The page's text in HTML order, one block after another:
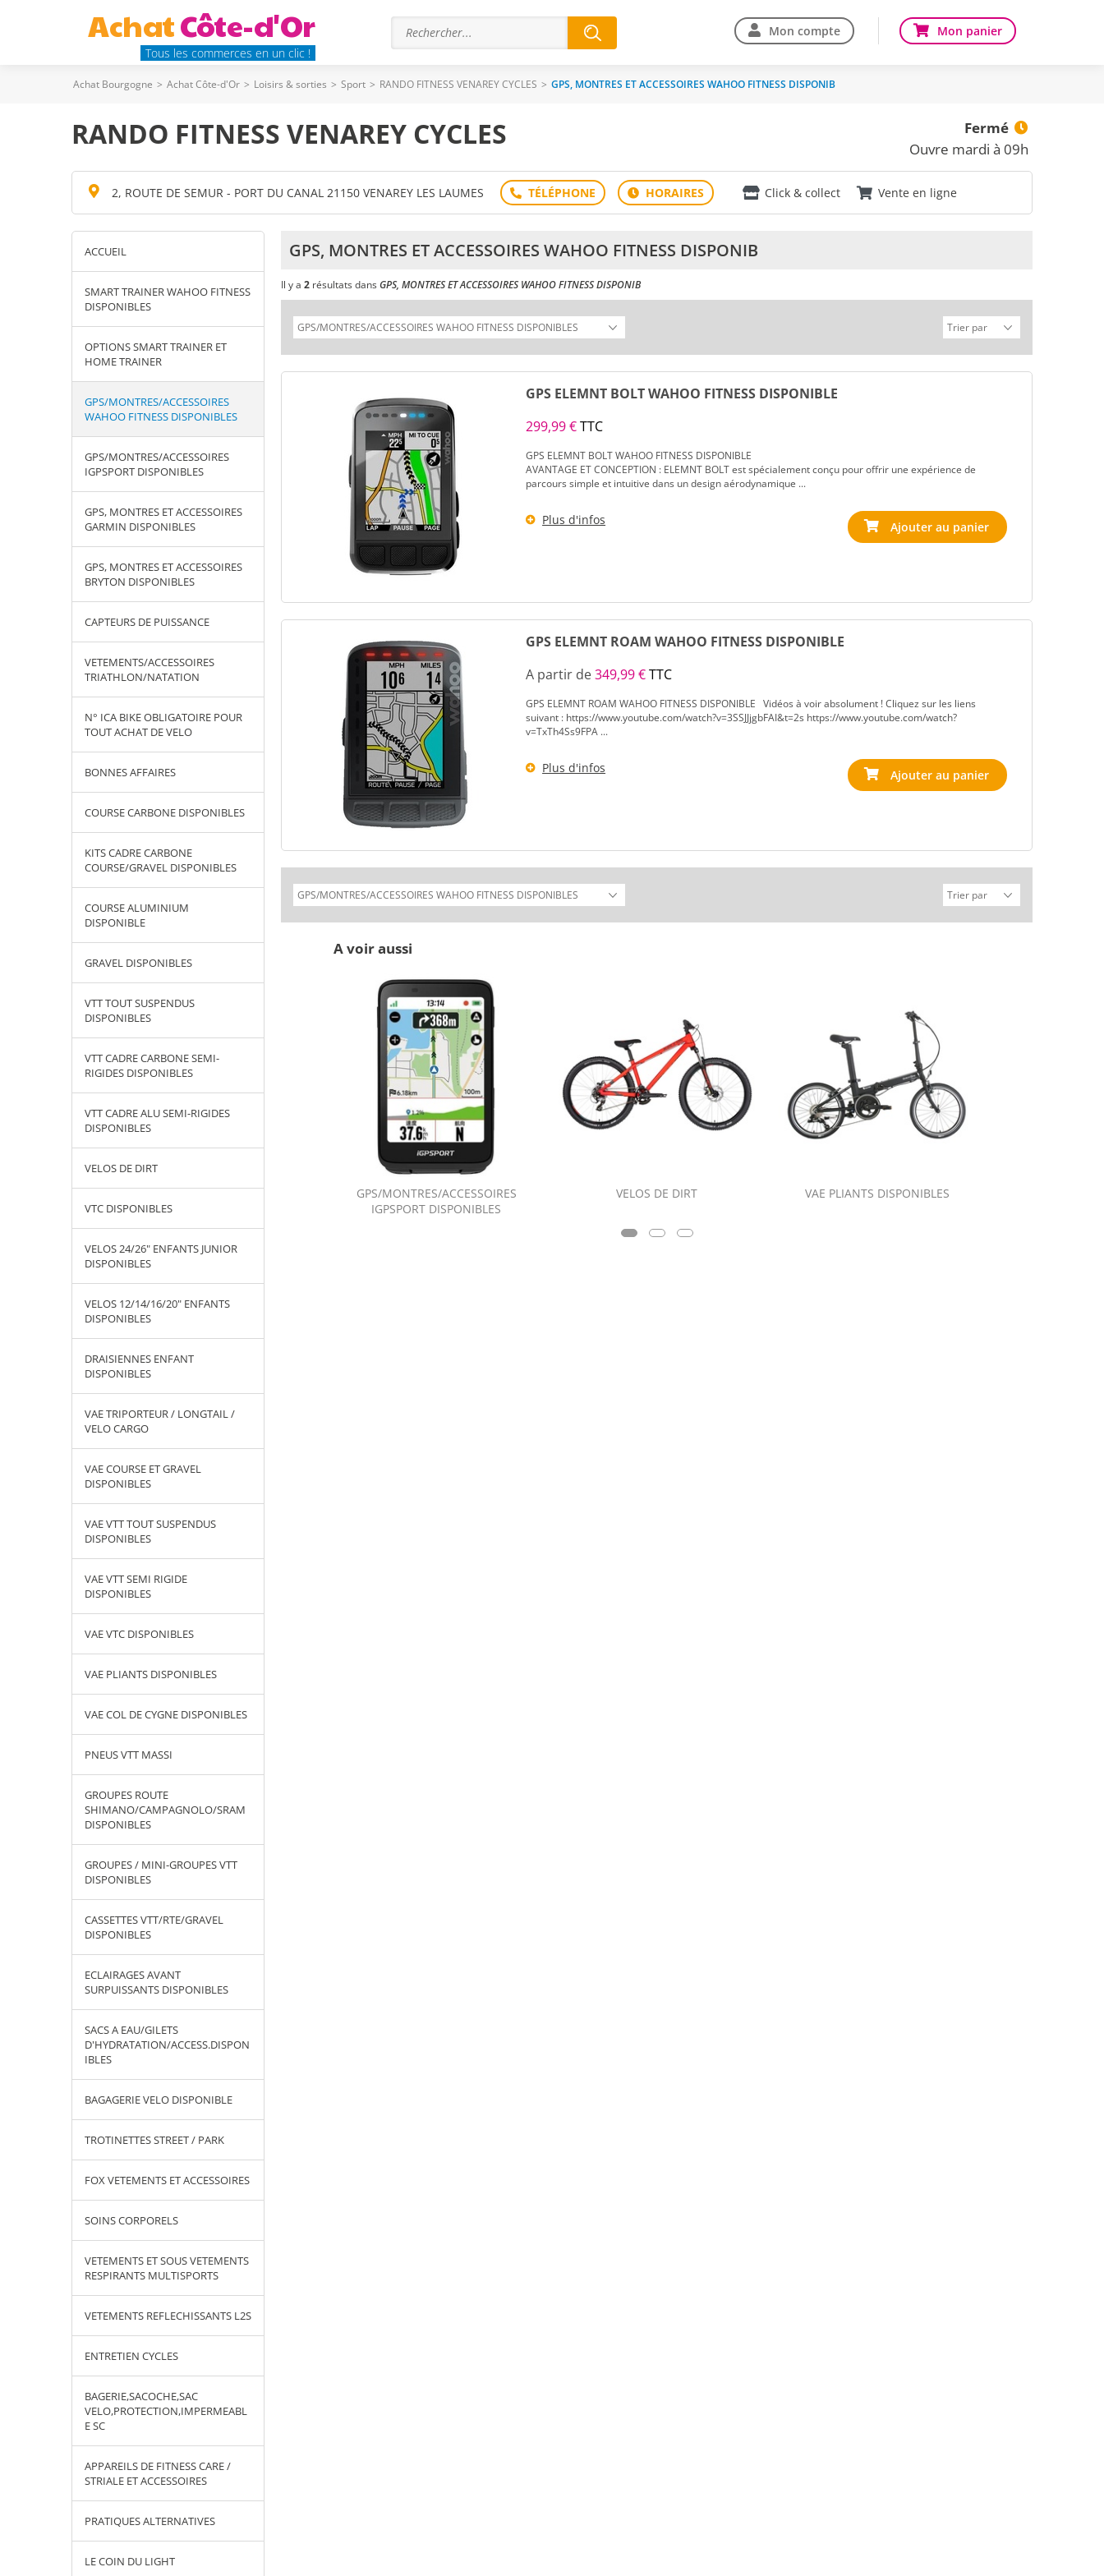
AchatCôte-d'Or
Tous les commerces en un clic !
Mon compte Mon panier
Achat Bourgogne > Achat Côte-d'Or > Loisirs & sorties > Sport > RANDO FITNESS VENAREY CYCLES > GPS, MONTRES ET ACCESSOIRES WAHOO FITNESS DISPONIB
RANDO FITNESS VENAREY CYCLES
Fermé
Ouvre mardi à 09h
2, ROUTE DE SEMUR - PORT DU CANAL 21150 VENAREY LES LAUMES Click & collect Vente en ligne
ACCUEIL
SMART TRAINER WAHOO FITNESS
DISPONIBLES
OPTIONS SMART TRAINER ET
HOME TRAINER
GPS/MONTRES/ACCESSOIRES
WAHOO FITNESS DISPONIBLES
GPS/MONTRES/ACCESSOIRES
IGPSPORT DISPONIBLES
GPS, MONTRES ET ACCESSOIRES
GARMIN DISPONIBLES
GPS, MONTRES ET ACCESSOIRES
BRYTON DISPONIBLES
CAPTEURS DE PUISSANCE
VETEMENTS/ACCESSOIRES
TRIATHLON/NATATION
N° ICA BIKE OBLIGATOIRE POUR
TOUT ACHAT DE VELO
BONNES AFFAIRES
COURSE CARBONE DISPONIBLES
KITS CADRE CARBONE
COURSE/GRAVEL DISPONIBLES
COURSE ALUMINIUM
DISPONIBLE
GRAVEL DISPONIBLES
VTT TOUT SUSPENDUS
DISPONIBLES
VTT CADRE CARBONE SEMI-
RIGIDES DISPONIBLES
VTT CADRE ALU SEMI-RIGIDES
DISPONIBLES
VELOS DE DIRT
VTC DISPONIBLES
VELOS 24/26" ENFANTS JUNIOR
DISPONIBLES
VELOS 12/14/16/20" ENFANTS
DISPONIBLES
DRAISIENNES ENFANT
DISPONIBLES
VAE TRIPORTEUR / LONGTAIL /
VELO CARGO
VAE COURSE ET GRAVEL
DISPONIBLES
VAE VTT TOUT SUSPENDUS
DISPONIBLES
VAE VTT SEMI RIGIDE
DISPONIBLES
VAE VTC DISPONIBLES
VAE PLIANTS DISPONIBLES
VAE COL DE CYGNE DISPONIBLES
PNEUS VTT MASSI
GROUPES ROUTE
SHIMANO/CAMPAGNOLO/SRAM
DISPONIBLES
GROUPES / MINI-GROUPES VTT
DISPONIBLES
CASSETTES VTT/RTE/GRAVEL
DISPONIBLES
ECLAIRAGES AVANT
SURPUISSANTS DISPONIBLES
SACS A EAU/GILETS
D'HYDRATATION/ACCESS.DISPON
IBLES
BAGAGERIE VELO DISPONIBLE
TROTINETTES STREET / PARK
FOX VETEMENTS ET ACCESSOIRES
SOINS CORPORELS
VETEMENTS ET SOUS VETEMENTS
RESPIRANTS MULTISPORTS
VETEMENTS REFLECHISSANTS L2S
ENTRETIEN CYCLES
BAGERIE,SACOCHE,SAC
VELO,PROTECTION,IMPERMEABL
E SC
APPAREILS DE FITNESS CARE /
STRIALE ET ACCESSOIRES
PRATIQUES ALTERNATIVES
LE COIN DU LIGHT
GPS, MONTRES ET ACCESSOIRES WAHOO FITNESS DISPONIB
Il y a 2 résultats dansGPS, MONTRES ET ACCESSOIRES WAHOO FITNESS DISPONIB
GPS ELEMNT BOLT WAHOO FITNESS DISPONIBLE
299,99 €TTC
GPS ELEMNT BOLT WAHOO FITNESS DISPONIBLE
AVANTAGE ET CONCEPTION : ELEMNT BOLT est spécialement conçu pour offrir une expérience de
parcours simple et intuitive dans un design aérodynamique ...
Plus d'infos
GPS ELEMNT ROAM WAHOO FITNESS DISPONIBLE
A partir de349,99 €TTC
GPS ELEMNT ROAM WAHOO FITNESS DISPONIBLE Vidéos à voir absolument ! Cliquez sur les liens
suivant : https://www.youtube.com/watch?v=3SSJJjgbFAI&t=2s https://www.youtube.com/watch?
v=TxTh4Ss9FPA ...
Plus d'infos Ajouter au panier
A voir aussi
POUR
OPTIONS SMART TRAINER ET HOME
TRAINER DISPONIBLES
GPS/MONTRES/ACCESSOIRES
IGPSPORT DISPONIBLES
VELOS DE DIRT VAE PLIANTS DISPONIBLES